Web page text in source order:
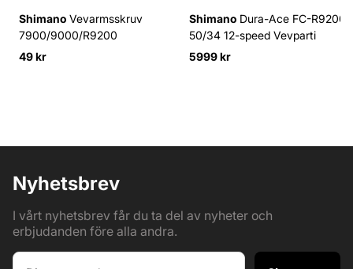
Shimano Vevarmsskruv
7900/9000/R9200
49 kr
Shimano Dura-Ace FC-R9200
50/34 12-speed Vevparti
5999 kr
Nyhetsbrev
I vårt nyhetsbrev får du ta del av nyheter och
erbjudanden före alla andra.